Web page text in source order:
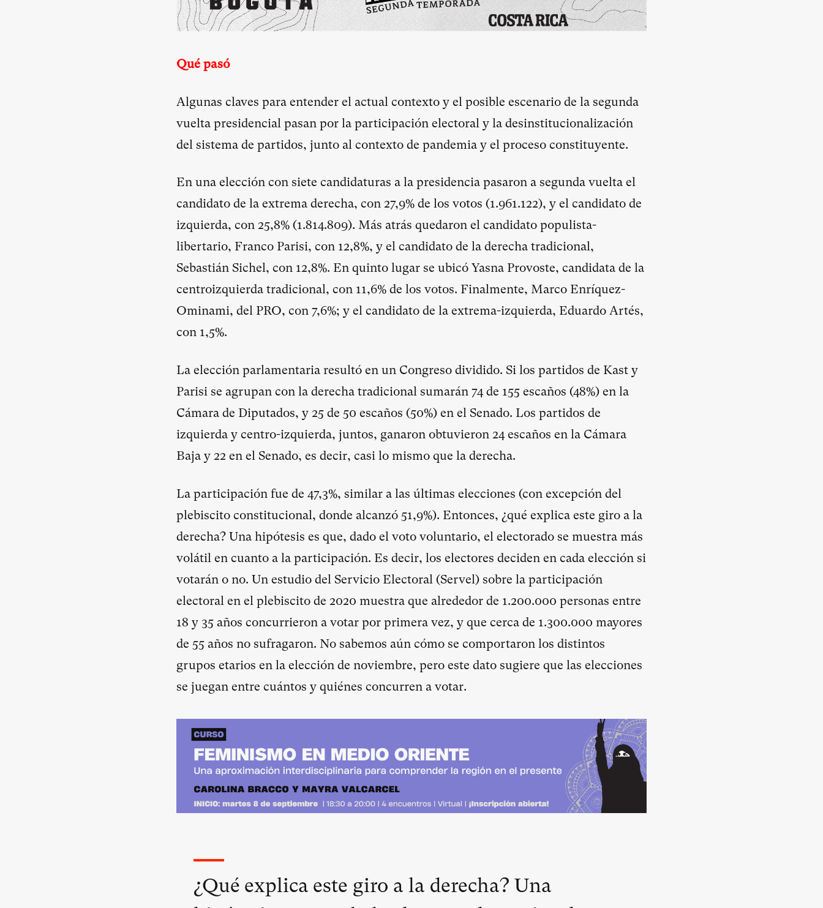
Qué pasó
Algunas claves para entender el actual contexto y el posible escenario de la segunda
vuelta presidencial pasan por la participación electoral y la desinstitucionalización
del sistema de partidos, junto al contexto de pandemia y el proceso constituyente.
En una elección con siete candidaturas a la presidencia pasaron a segunda vuelta el
candidato de la extrema derecha, con 27,9% de los votos (1.961.122), y el candidato de
izquierda, con 25,8% (1.814.809). Más atrás quedaron el candidato populista-
libertario, Franco Parisi, con 12,8%, y el candidato de la derecha tradicional,
Sebastián Sichel, con 12,8%. En quinto lugar se ubicó Yasna Provoste, candidata de la
centroizquierda tradicional, con 11,6% de los votos. Finalmente, Marco Enríquez-
Ominami, del PRO, con 7,6%; y el candidato de la extrema-izquierda, Eduardo Artés,
con 1,5%.
La elección parlamentaria resultó en un Congreso dividido. Si los partidos de Kast y
Parisi se agrupan con la derecha tradicional sumarán 74 de 155 escaños (48%) en la
Cámara de Diputados, y 25 de 50 escaños (50%) en el Senado. Los partidos de
izquierda y centro-izquierda, juntos, ganaron obtuvieron 24 escaños en la Cámara
Baja y 22 en el Senado, es decir, casi lo mismo que la derecha.
La participación fue de 47,3%, similar a las últimas elecciones (con excepción del
plebiscito constitucional, donde alcanzó 51,9%). Entonces, ¿qué explica este giro a la
derecha? Una hipótesis es que, dado el voto voluntario, el electorado se muestra más
volátil en cuanto a la participación. Es decir, los electores deciden en cada elección si
votarán o no. Un estudio del Servicio Electoral (Servel) sobre la participación
electoral en el plebiscito de 2020 muestra que alrededor de 1.200.000 personas entre
18 y 35 años concurrieron a votar por primera vez, y que cerca de 1.300.000 mayores
de 55 años no sufragaron. No sabemos aún cómo se comportaron los distintos
grupos etarios en la elección de noviembre, pero este dato sugiere que las elecciones
se juegan entre cuántos y quiénes concurren a votar.
¿Qué explica este giro a la derecha? Una